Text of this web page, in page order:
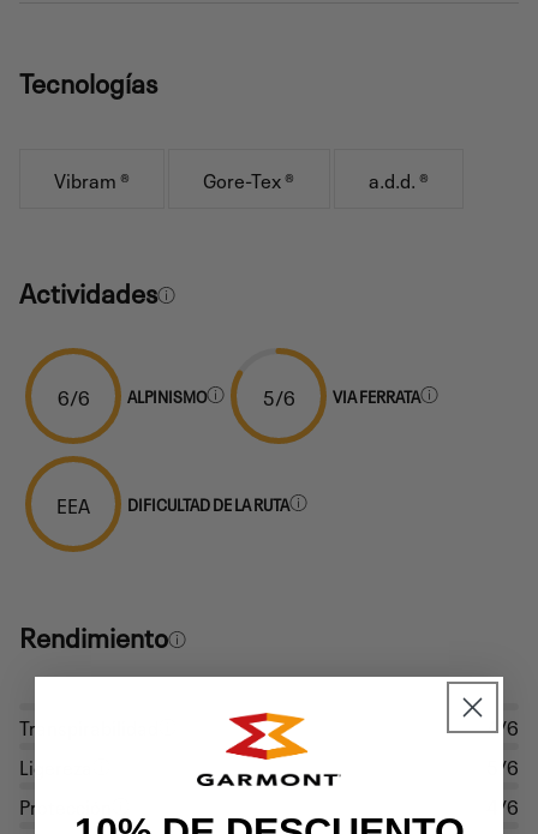
Tecnologías
Vibram ® Gore-Tex ® a.d.d. ®
Actividades
6/6 ALPINISMO 5/6 VIA FERRATA
EEA DIFICULTAD DE LA RUTA
Rendimiento
Transpirabilidad
4/6
Ligereza
5/6
Protección
4/6